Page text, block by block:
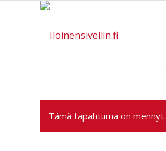
Tämä tapahtuma on mennyt.